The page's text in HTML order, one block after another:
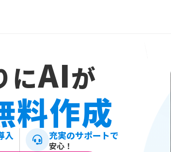
にAIが
料作成
入 充実のサポートで
安心！